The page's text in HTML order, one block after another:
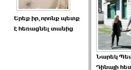
Երեք իր,որոնք պետք
է հեռացնել տանից
Նարեկ
Դինայի